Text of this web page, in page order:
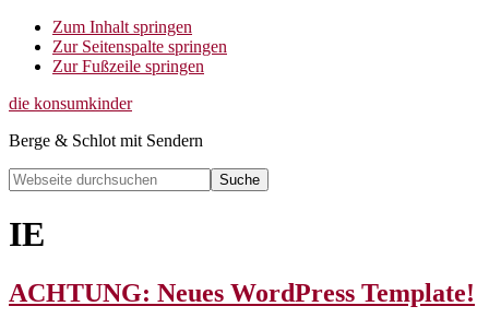
Zum Inhalt springen
Zur Seitenspalte springen
Zur Fußzeile springen
die konsumkinder
Berge & Schlot mit Sendern
Webseite
durchsuchen
Search
IE
ACHTUNG: Neues WordPress Template!